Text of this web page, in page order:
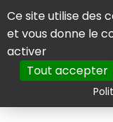
Panneau de gestion
Ce site utilise des
et vous donne le
activer
Tout accepter